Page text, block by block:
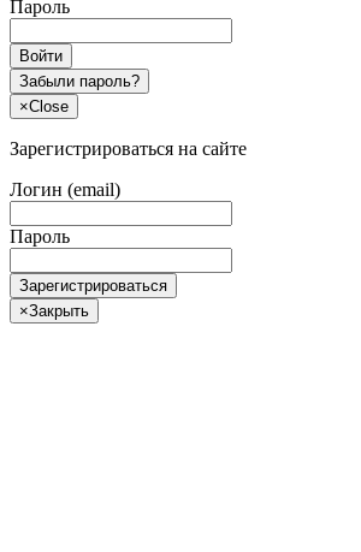
Пароль
Войти
Забыли пароль?
×Close
Зарегистрироваться на сайте
Логин (email)
Пароль
Зарегистрироваться
×Закрыть